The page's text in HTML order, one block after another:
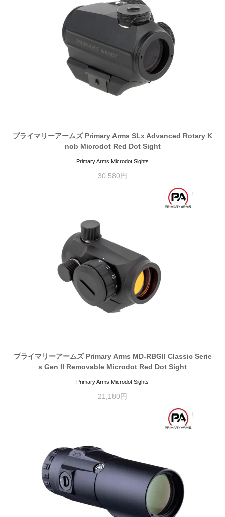
プライマリーアームズ Primary Arms SLx Advanced Rotary K
nob Microdot Red Dot Sight
Primary Arms Microdot Sights
30,580円
プライマリーアームズ Primary Arms MD-RBGII Classic Serie
s Gen II Removable Microdot Red Dot Sight
Primary Arms Microdot Sights
21,180円